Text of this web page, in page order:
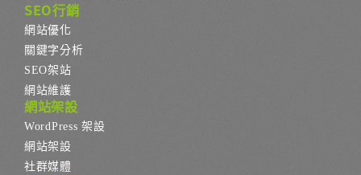
SEO行銷
網站優化
關鍵字分析
SEO架站
網站維護
網站架設
WordPress 架設
網站架設
社群媒體